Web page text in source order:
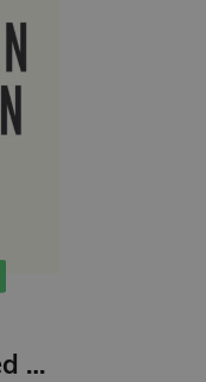
An Opinionated Guide to Fashion London